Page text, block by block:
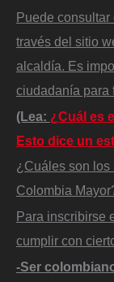
Puede
través del sitio
alcaldía. Es
ciudadanía para
(Lea: ¿Cuál es
Esto dice un
¿Cuáles son los
Colombia
Para inscribirse
cumplir con
-Ser